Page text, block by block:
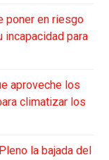
poner en riesgo
incapacidad para
aproveche los
climatizar los
la bajada del